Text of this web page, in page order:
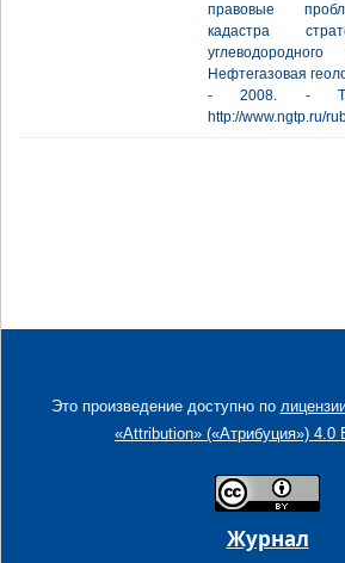
правовые
кадастра
Нефтегазовая
- 2008. -
http://www.ngtp.ru/
Это произведение доступно по
«Attribution» («Атрибуция») 4.0
Журнал